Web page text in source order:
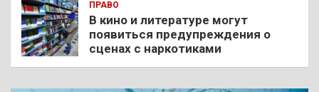
ПРАВО
В кино и литературе могут
появиться предупреждения о
сценах с наркотиками